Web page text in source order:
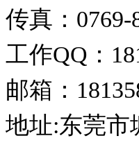
传真：0769-
工作QQ：
邮箱：
地址:东莞市